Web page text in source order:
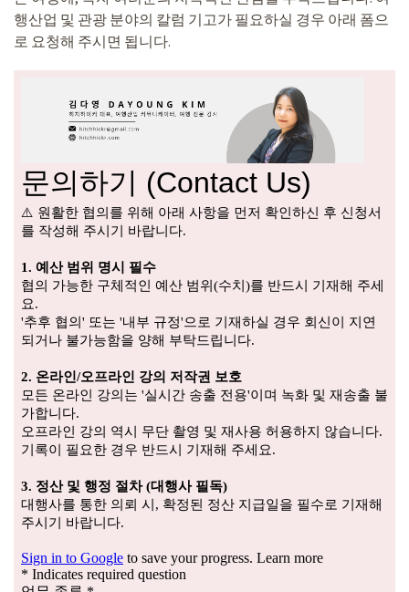
행산업 및 관광 분야의 칼럼 기고가 필요하실 경우 아래 폼으
로 요청해 주시면 됩니다.